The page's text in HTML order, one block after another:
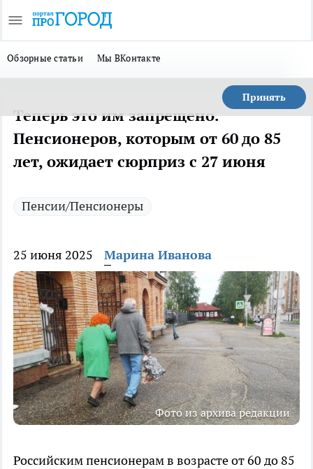
Обзорные статьи Мы ВКонтакте
Принять
Теперь это им запрещено.
Пенсионеров, которым от 60 до 85
лет, ожидает сюрприз с 27 июня
Пенсии/Пенсионеры
25 июня 2025 Марина Иванова
Фото из архива редакции
Российским пенсионерам в возрасте от 60 до 85